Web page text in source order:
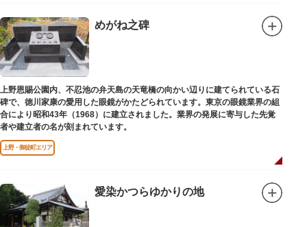
めがね之碑
上野恩賜公園内、不忍池の弁天島の天竜橋の向かい辺りに建てられている石
碑で、徳川家康の愛用した眼鏡がかたどられています。東京の眼鏡業界の組
合により昭和43年（1968）に建立されました。業界の発展に寄与した先覚
者や建立者の名が刻まれています。
上野・御徒町エリア
愛染かつらゆかりの地